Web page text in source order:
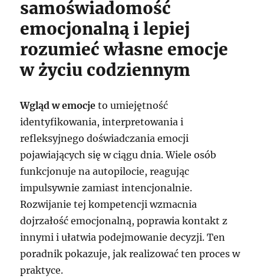
samoświadomość
emocjonalną i lepiej
rozumieć własne emocje
w życiu codziennym
Wgląd w emocje to umiejętność
identyfikowania, interpretowania i
refleksyjnego doświadczania emocji
pojawiających się w ciągu dnia. Wiele osób
funkcjonuje na autopilocie, reagując
impulsywnie zamiast intencjonalnie.
Rozwijanie tej kompetencji wzmacnia
dojrzałość emocjonalną, poprawia kontakt z
innymi i ułatwia podejmowanie decyzji. Ten
poradnik pokazuje, jak realizować ten proces w
praktyce.